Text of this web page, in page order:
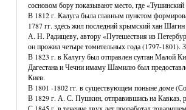
сосновом бору показывают место, где
В 1812 г. Калуга была главным пунктом
1787 гг. здесь жил последний крымский хан
А. Н. Радищеву, автору «Путешествия из
он прожил четыре томительных года (1797-1801).
В 1823 г. в Калугу был отправлен султан Малой
Дагестана и Чечни имаму Шамилю был
Киев.
В 1801 -1802 гг. в существующем поныне доме
В 1829 г. А. С. Пушкин, отправившись на Кавказ,